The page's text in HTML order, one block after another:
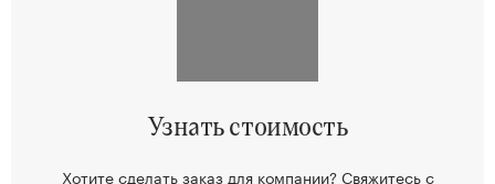
Узнатьстоимость
Хотите сделать заказ для компании? Свяжитесьс